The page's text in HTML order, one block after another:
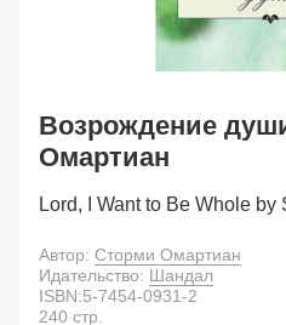
Возрождение
Омартиан
Lord, I Want to Be Whole by
Автор: Сторми Омартиан
Идательство: Шандал
ISBN:5-7454-0931-2
240 стр.